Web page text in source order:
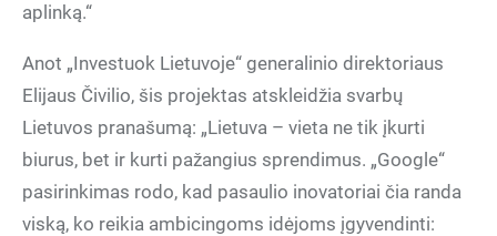
aplinką.“
Anot „Investuok Lietuvoje“ generalinio direktoriaus
Elijaus Čivilio, šis projektas atskleidžia svarbų
Lietuvos pranašumą: „Lietuva – vieta ne tik įkurti
biurus, bet ir kurti pažangius sprendimus. „Google“
pasirinkimas rodo, kad pasaulio inovatoriai čia randa
viską, ko reikia ambicingoms idėjoms įgyvendinti: